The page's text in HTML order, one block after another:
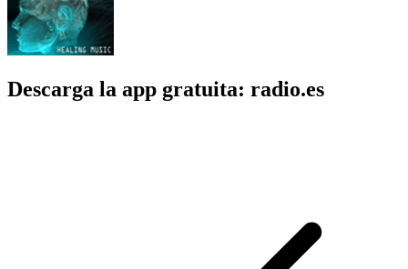
Descarga la app gratuita: radio.es